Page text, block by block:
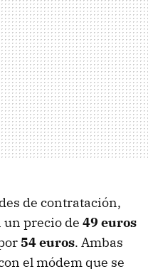
de contratación,
un precio de 49 euros
54 euros. Ambas
el módem que se